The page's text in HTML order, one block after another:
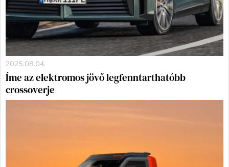
2025.08.04.
Íme az elektromos jövő legfenntarthatóbb
crossoverje